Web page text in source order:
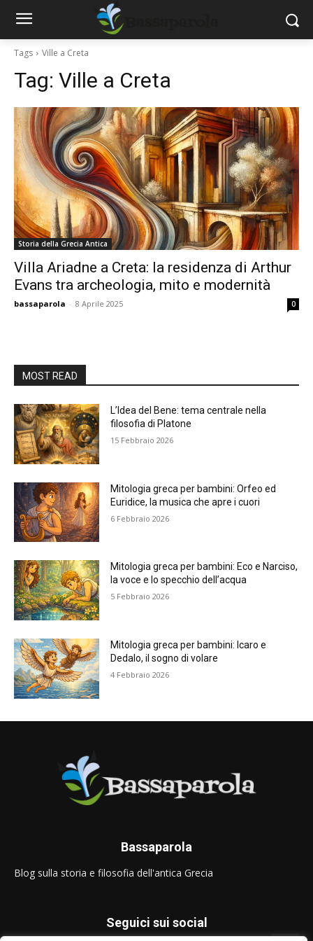
Tags Ville a Creta
Tag: Ville a Creta
Storia della Grecia Antica
Villa Ariadne a Creta: la residenza di Arthur
Evans tra archeologia, mito e modernità
bassaparola - 8 Aprile 2025 0
MOST READ
L’Idea del Bene: tema centrale nella
filosofia di Platone
15 Febbraio 2026
Mitologia greca per bambini: Orfeo ed
Euridice, la musica che apre i cuori
6 Febbraio 2026
Mitologia greca per bambini: Eco e Narciso,
la voce e lo specchio dell’acqua
5 Febbraio 2026
Mitologia greca per bambini: Icaro e
Dedalo, il sogno di volare
4 Febbraio 2026
Bassaparola
Blog sulla storia e filosofia dell'antica Grecia
Seguici sui social